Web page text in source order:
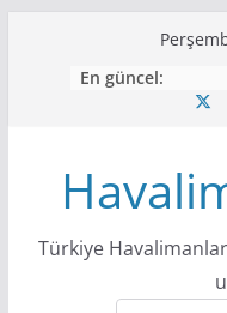
En güncel:
Türkiye